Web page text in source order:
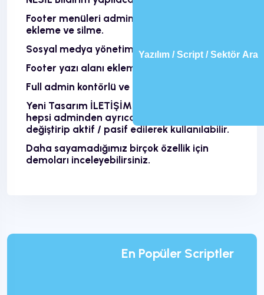
Footer menüleri adminden düzenleme,
ekleme ve silme.
Sosyal medya yönetimi.
Footer yazı alanı ekleme düzenleme.
Full admin kontörlü ve basit kullanım.
Yeni Tasarım İLETİŞİM BUTONLARI yönetimi
hepsi adminden ayrıca link, renk ve başlıkları
değiştirip aktif / pasif edilerek kullanılabilir.
Daha sayamadığımız birçok özellik için
demoları inceleyebilirsiniz.
En Popüler Scriptler
Yazılım / Script / Sektör Ara